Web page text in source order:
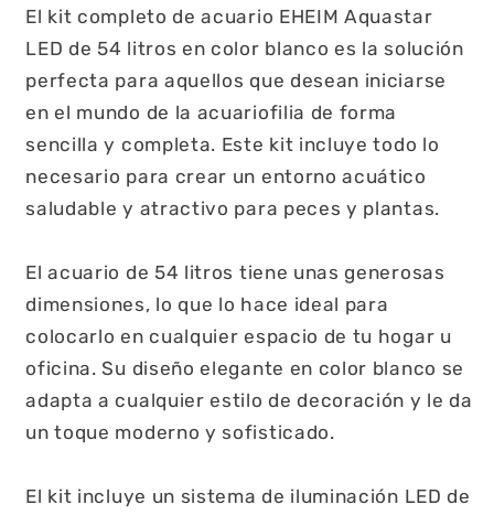
El kit completo de acuario EHEIM Aquastar
LED de 54 litros en color blanco es la solución
perfecta para aquellos que desean iniciarse
en el mundo de la acuariofilia de forma
sencilla y completa. Este kit incluye todo lo
necesario para crear un entorno acuático
saludable y atractivo para peces y plantas.
El acuario de 54 litros tiene unas generosas
dimensiones, lo que lo hace ideal para
colocarlo en cualquier espacio de tu hogar u
oficina. Su diseño elegante en color blanco se
adapta a cualquier estilo de decoración y le da
un toque moderno y sofisticado.
El kit incluye un sistema de iluminación LED de